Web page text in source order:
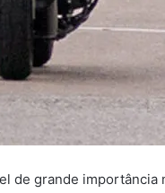
de grande importância